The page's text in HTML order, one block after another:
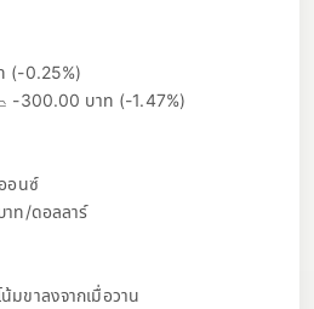
(-0.25%)
-300.00 บาท (-1.47%)
อนซ์
าท/ดอลลาร์
มขาลงจากเมื่อวาน